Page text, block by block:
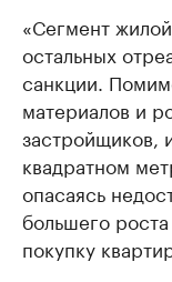
«Сегмент
остальных
санкции.
материалов и
застройщиков,
квадратном
опасаясь
большего
покупку